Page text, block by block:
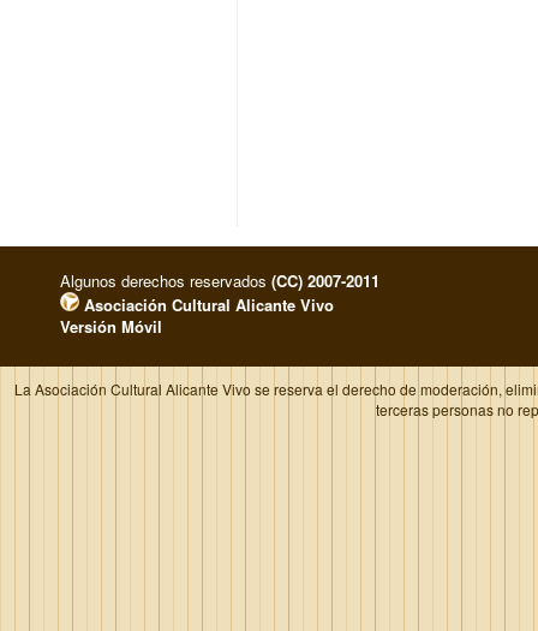
Algunos derechos reservados (CC) 2007-2011
Asociación Cultural Alicante Vivo
Versión Móvil
La Asociación Cultural Alicante Vivo se reserva el derecho de moderación,
terceras personas no